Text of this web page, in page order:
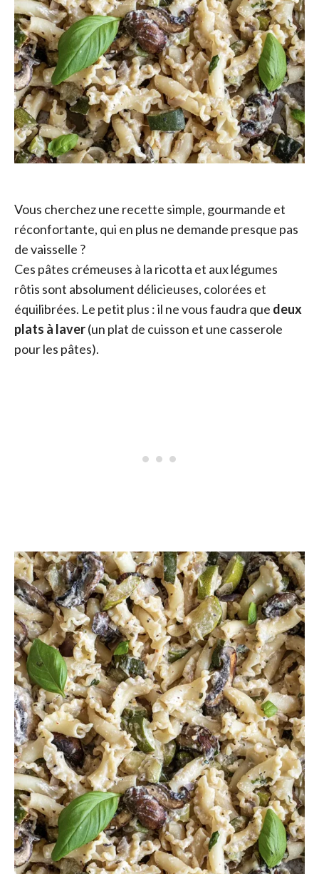
Vous cherchez une recette simple, gourmande et
réconfortante, qui en plus ne demande presque pas
de vaisselle ?
Ces pâtes crémeuses à la ricotta et aux légumes
rôtis sont absolument délicieuses, colorées et
équilibrées. Le petit plus : il ne vous faudra que deux
plats à laver(un plat de cuisson et une casserole
pour les pâtes).